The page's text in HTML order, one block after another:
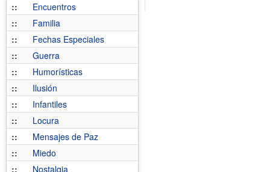
::
Encuentros
::
Familia
::
Fechas Especiales
::
Guerra
::
Humorísticas
::
Ilusión
::
Infantiles
::
Locura
::
Mensajes de Paz
::
Miedo
::
Nostalgia